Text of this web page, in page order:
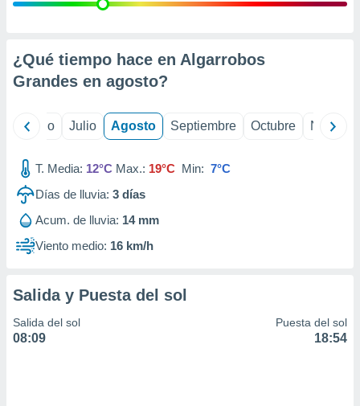
e
mediante
de
1199
¿Qué tiempo hace en Algarrobos
Grandes en agosto?
Junio Julio Agosto Septiembre Octubre
T. Media: 12°C Max.: 19°C Min: 7°C
Días de lluvia: 3 días
Acum. de lluvia: 14 mm
Viento medio: 16 km/h
Salida y Puesta del sol
Salida del sol
08:09
Puesta del sol
18:54